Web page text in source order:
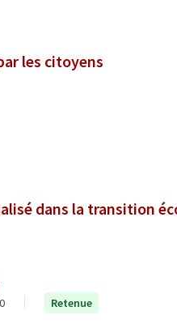
les citoyens
dans la transition
0 Retenue